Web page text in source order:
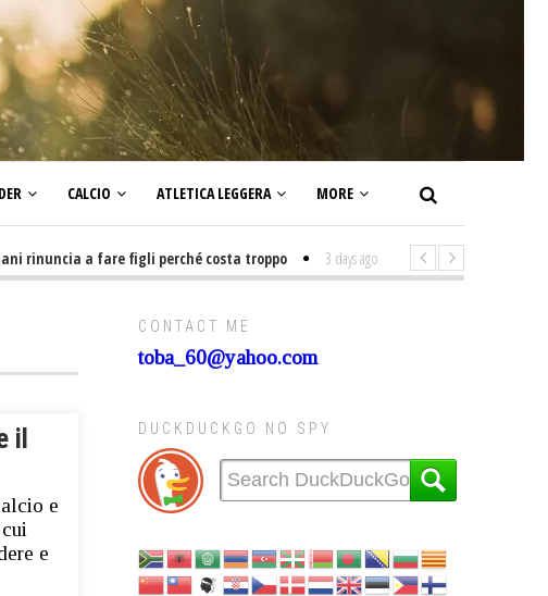
CALCIO ATLETICA LEGGERA MORE
a fare figli perché costa troppo 3 days ago - Non mi interesso di politica
il
e
e
CONTACT ME
toba_60@yahoo.com
DUCKDUCKGO NO SPY